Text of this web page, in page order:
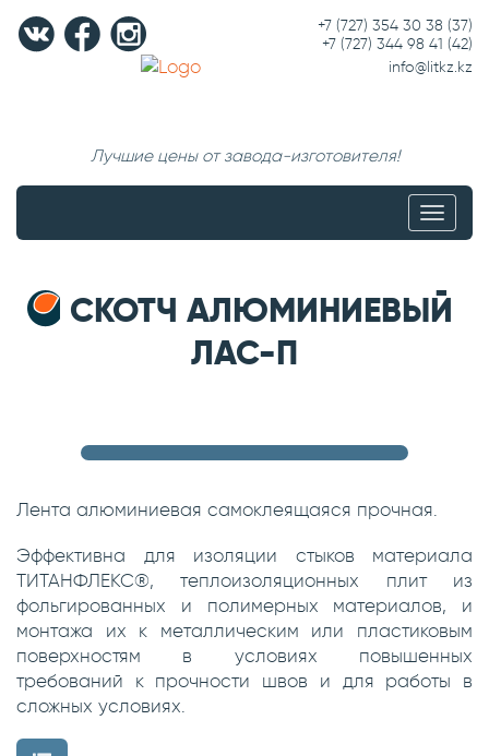
Лучшие цены от завода-изготовителя!
+7 (727) 354 30 38 (37)
+7 (727) 344 98 41 (42)
info@litkz.kz
Меню
СКОТЧ АЛЮМИНИЕВЫЙ
ЛАС-П
Лента алюминиевая самоклеящаяся прочная.
Эффективна для изоляции стыков материала
ТИТАНФЛЕКС®, теплоизоляционных плит из
фольгированных и полимерных материалов, и
монтажа их к металлическим или пластиковым
поверхностям в условиях повышенных
требований к прочности швов и для работы в
сложных условиях.